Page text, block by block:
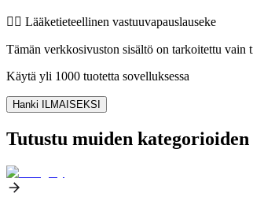
👨‍⚕️️ Lääketieteellinen vastuuvapauslauseke
Tämän verkkosivuston sisältö on tarkoitettu vain
Käytä yli 1000 tuotetta sovelluksessa
Hanki ILMAISEKSI
Tutustu muiden